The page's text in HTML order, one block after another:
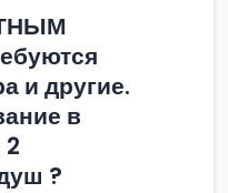
и другие.
в
?